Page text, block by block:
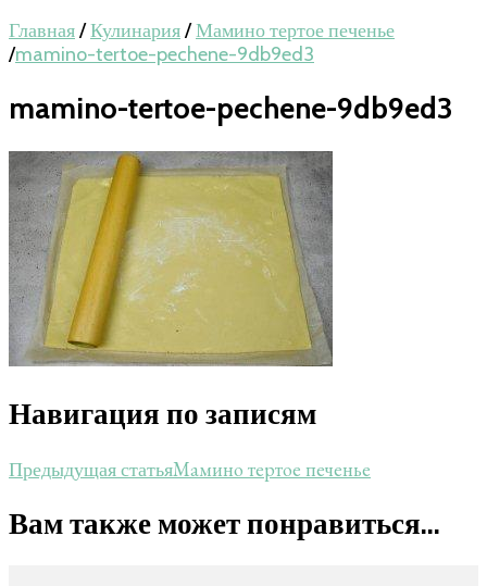
Главная/Кулинария/Мамино тертое печенье
/mamino-tertoe-pechene-9db9ed3
mamino-tertoe-pechene-9db9ed3
Навигация по записям
Предыдущая статьяМамино тертое печенье
Вам также может понравиться...